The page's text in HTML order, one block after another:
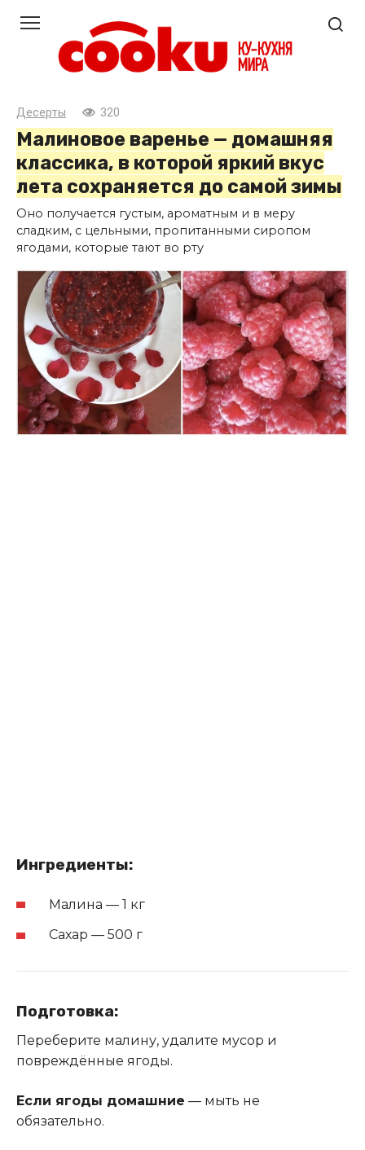
контенту
Десерты 320
Малиновое варенье — домашняя
классика, в которой яркий вкус
лета сохраняется до самой зимы
Оно получается густым, ароматным и в меру
сладким, с цельными, пропитанными сиропом
ягодами, которые тают во рту
Ингредиенты:
Малина — 1 кг
Сахар — 500 г
Подготовка:
Переберите малину, удалите мусор и
повреждённые ягоды.
Если ягоды домашние — мыть не
обязательно.